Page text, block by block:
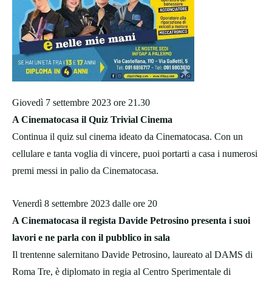
Giovedì 7 settembre 2023 ore 21.30
A Cinematocasa il Quiz Trivial Cinema
Continua il quiz sul cinema ideato da Cinematocasa. Con un
cellulare e tanta voglia di vincere, puoi portarti a casa i numerosi
premi messi in palio da Cinematocasa.
Venerdì 8 settembre 2023 dalle ore 20
A Cinematocasa il regista Davide Petrosino presenta i suoi
lavori e ne parla con il pubblico in sala
Il trentenne salernitano Davide Petrosino, laureato al DAMS di
Roma Tre, è diplomato in regia al Centro Sperimentale di